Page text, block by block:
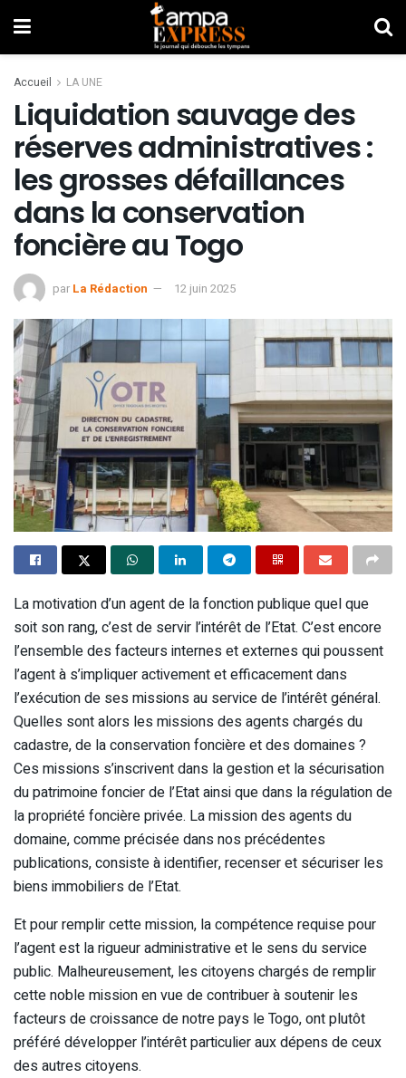
Accueil LA UNE
Liquidation sauvage des
réserves administratives :
les grosses défaillances
dans la conservation
foncière au Togo
par La Rédaction 12 juin 2025
La motivation d’un agent de la fonction publique quel que
soit son rang, c’est de servir l’intérêt de l’Etat. C’est encore
l’ensemble des facteurs internes et externes qui poussent
l’agent à s’impliquer activement et efficacement dans
l’exécution de ses missions au service de l’intérêt général.
Quelles sont alors les missions des agents chargés du
cadastre, de la conservation foncière et des domaines ?
Ces missions s’inscrivent dans la gestion et la sécurisation
du patrimoine foncier de l’Etat ainsi que dans la régulation de
la propriété foncière privée. La mission des agents du
domaine, comme précisée dans nos précédentes
publications, consiste à identifier, recenser et sécuriser les
biens immobiliers de l’Etat.
Et pour remplir cette mission, la compétence requise pour
l’agent est la rigueur administrative et le sens du service
public. Malheureusement, les citoyens chargés de remplir
cette noble mission en vue de contribuer à soutenir les
facteurs de croissance de notre pays le Togo, ont plutôt
préféré développer l’intérêt particulier aux dépens de ceux
des autres citoyens.